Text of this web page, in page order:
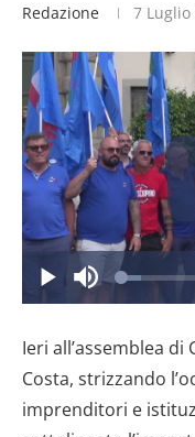
Redazione 7 Luglio
PlayDisattiva
l’audio9.78%
Ieri all’assemblea
Costa, strizzando
imprenditori e